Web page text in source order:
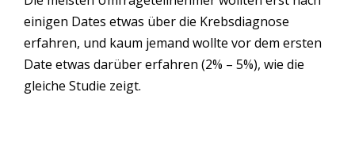
einigen Dates etwas über die Krebsdiagnose
erfahren, und kaum jemand wollte vor dem ersten
Date etwas darüber erfahren (2% – 5%), wie die
gleiche Studie zeigt.